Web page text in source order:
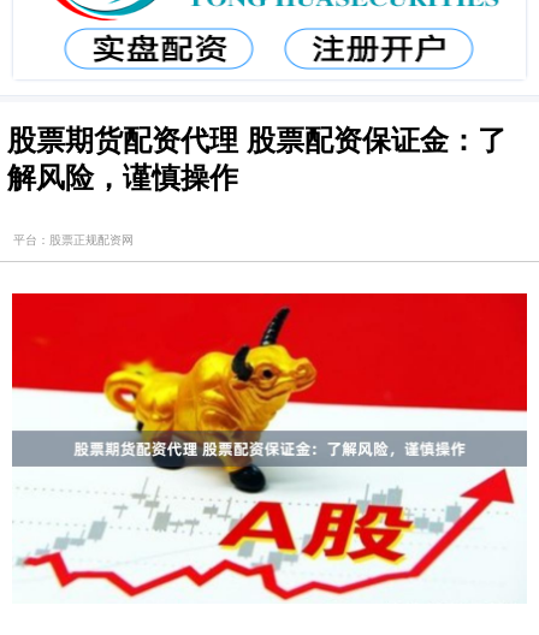
股票期货配资代理 股票配资保证金：了
解风险，谨慎操作
平台：股票正规配资网